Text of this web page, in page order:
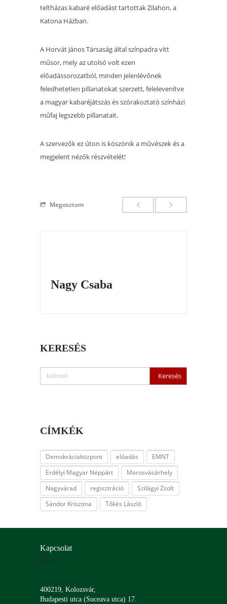
teltházas kabaré előadást tartottak Zilahon, a
Katona Házban.
A Horvát János Társaság által színpadra vitt
műsor, mely az utolsó volt ezen
előadássorozatból, minden jelenlévőnek
feledhetetlen pillanatokat szerzett, felelevenítve
a magyar kabaréjátszás és szórakoztató színházi
műfaj legszebb pillanatait.
A szervezők ez úton is köszönik a művészek és a
megjelent nézők részvételét!
Megosztom
Nagy Csaba
KERESÉS
CÍMKÉK
Demokráciaközpont előadás
EMNT
Erdélyi Magyar Néppárt
Marosvásárhely
Nagyvárad
regisztráció
Szilágyi Zsolt
Sándor Krisztina
Tőkés László
Kapcsolat
400219, Kolozsvár,
Budapesti utca (Suceava utca) 17.